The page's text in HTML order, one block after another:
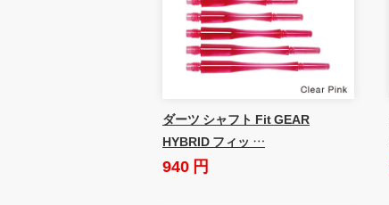
ダーツ シャフト Fit GEAR
HYBRID フィッ …
940 円